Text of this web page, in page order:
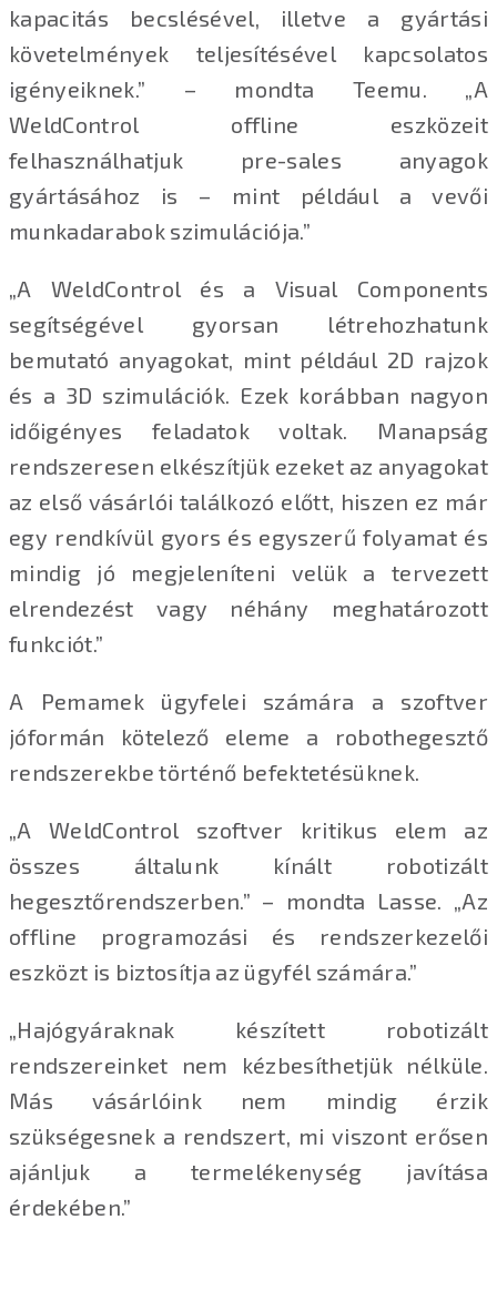
kapacitás becslésével, illetve a gyártási
követelmények teljesítésével kapcsolatos
igényeiknek.” – mondta Teemu. „A
WeldControl offline eszközeit
felhasználhatjuk pre-sales anyagok
gyártásához is – mint például a vevői
munkadarabok szimulációja.”
„A WeldControl és a Visual Components
segítségével gyorsan létrehozhatunk
bemutató anyagokat, mint például 2D rajzok
és a 3D szimulációk. Ezek korábban nagyon
időigényes feladatok voltak. Manapság
rendszeresen elkészítjük ezeket az anyagokat
az első vásárlói találkozó előtt, hiszen ez már
egy rendkívül gyors és egyszerű folyamat és
mindig jó megjeleníteni velük a tervezett
elrendezést vagy néhány meghatározott
funkciót.”
A Pemamek ügyfelei számára a szoftver
jóformán kötelező eleme a robothegesztő
rendszerekbe történő befektetésüknek.
„A WeldControl szoftver kritikus elem az
összes általunk kínált robotizált
hegesztőrendszerben.” – mondta Lasse. „Az
offline programozási és rendszerkezelői
eszközt is biztosítja az ügyfél számára.”
„Hajógyáraknak készített robotizált
rendszereinket nem kézbesíthetjük nélküle.
Más vásárlóink nem mindig érzik
szükségesnek a rendszert, mi viszont erősen
ajánljuk a termelékenység javítása
érdekében.”